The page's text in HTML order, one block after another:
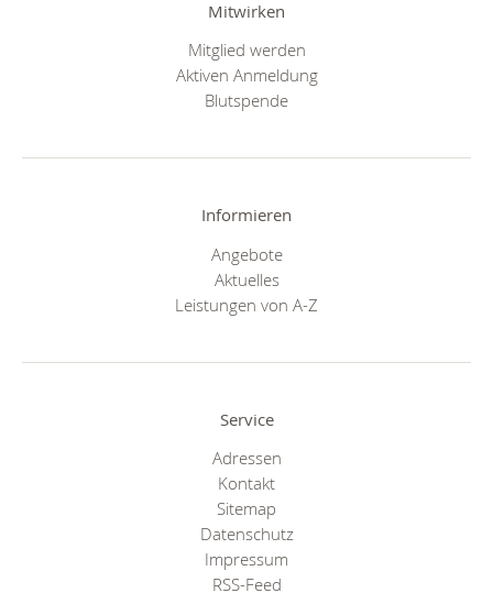
Mitwirken
Mitglied werden
Aktiven Anmeldung
Blutspende
Informieren
Angebote
Aktuelles
Leistungen von A-Z
Service
Adressen
Kontakt
Sitemap
Datenschutz
Impressum
RSS-Feed